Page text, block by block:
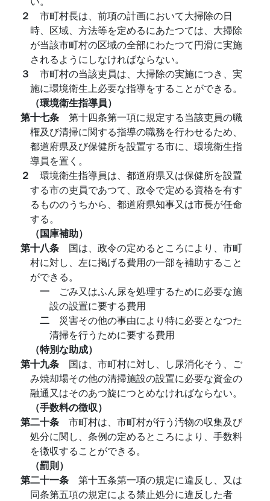
２ 市町村長は、前項の計画において大掃除の日
時、区域、方法等を定めるにあたつては、大掃除
が当該市町村の区域の全部にわたつて円滑に実施
されるようにしなければならない。
３ 市町村の当該吏員は、大掃除の実施につき、実
施に環境衛生上必要な指導をすることができる。
（環境衛生指導員）
第十七条 第十四条第一項に規定する当該吏員の職
権及び清掃に関する指導の職務を行わせるため、
都道府県及び保健所を設置する市に、環境衛生指
導員を置く。
２ 環境衛生指導員は、都道府県又は保健所を設置
する市の吏員であつて、政令で定める資格を有す
るもののうちから、都道府県知事又は市長が任命
する。
（国庫補助）
第十八条 国は、政令の定めるところにより、市町
村に対し、左に掲げる費用の一部を補助すること
ができる。
一 ごみ又はふん尿を処理するために必要な施
設の設置に要する費用
二 災害その他の事由により特に必要となつた
清掃を行うために要する費用
（特別な助成）
第十九条 国は、市町村に対し、し尿消化そう、ご
み焼却場その他の清掃施設の設置に必要な資金の
融通又はそのあつ旋につとめなければならない。
（手数料の徴収）
第二十条 市町村は、市町村が行う汚物の収集及び
処分に関し、条例の定めるところにより、手数料
を徴収することができる。
（罰則）
第二十一条 第十五条第一項の規定に違反し、又は
同条第五項の規定による禁止処分に違反した者